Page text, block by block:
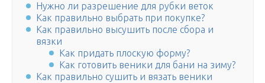
Нужно ли разрешение для рубки веток
Как правильно выбрать при покупке?
Как правильно высушить после сбора и
вязки
Как придать плоскую форму?
Как готовить веники для бани на зиму?
Как правильно сушить и вязать веники